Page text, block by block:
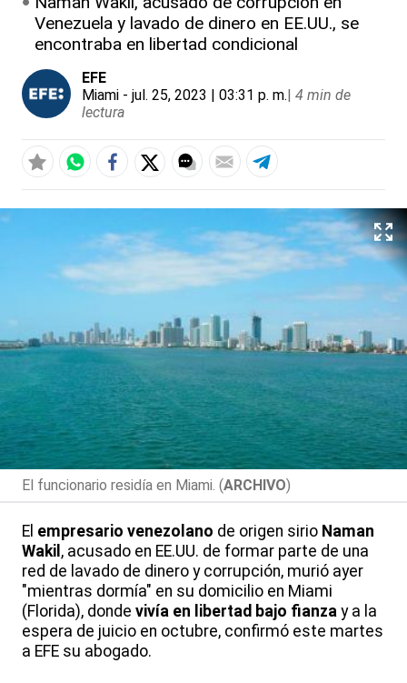
Venezuela y lavado de dinero en EE.UU., se
encontraba en libertad condicional
EFE
Miami - jul. 25, 2023 | 03:31 p. m.| 4 min de
lectura
El funcionario residía en Miami. (ARCHIVO)
El empresario venezolano de origen sirio Naman
Wakil , acusado en EE.UU. de formar parte de una
red de lavado de dinero y corrupción, murió ayer
"mientras dormía" en su domicilio en Miami
(Florida), donde vivía en libertad bajo fianza y a la
espera de juicio en octubre, confirmó este martes
a EFE su abogado.